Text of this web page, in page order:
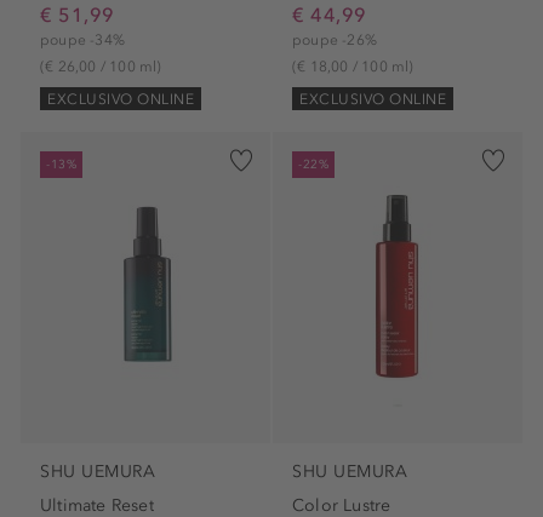
€ 51,99
poupe -34%
(€ 26,00 / 100 ml)
EXCLUSIVO ONLINE
€ 44,99
poupe -26%
(€ 18,00 / 100 ml)
EXCLUSIVO ONLINE
-13%
SHU UEMURA
Ultimate Reset
-22%
SHU UEMURA
Color Lustre